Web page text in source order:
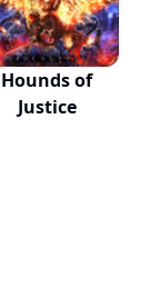
Hounds of
Justice